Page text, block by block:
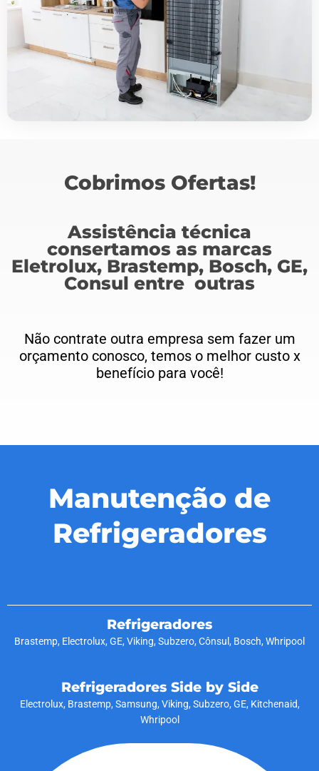
Cobrimos Ofertas!
Assistência técnica
consertamos as marcas
Eletrolux, Brastemp, Bosch, GE,
Consul entre outras
Não contrate outra empresa sem fazer um
orçamento conosco, temos o melhor custo x
benefício para você!
Manutenção de
Refrigeradores
Refrigeradores
Brastemp, Electrolux, GE, Viking, Subzero, Cônsul, Bosch, Whripool
Refrigeradores Side by Side
Electrolux, Brastemp, Samsung, Viking, Subzero, GE, Kitchenaid,
Whripool